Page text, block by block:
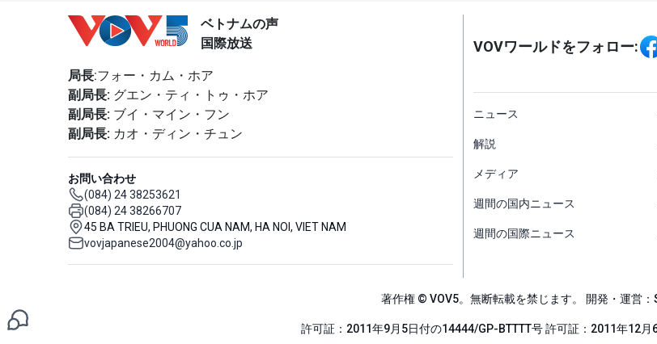
ベトナムの声
国際放送
局長:フォー・カム・ホア
副局長: グエン・ティ・トゥ・ホア
副局長: ブイ・マイン・フン
副局長: カオ・ディン・チュン
お問い合わせ
(084) 24 38253621
(084) 24 38266707
45 BA TRIEU, PHUONG CUA NAM, HA NOI, VIET NAM
vovjapanese2004@yahoo.co.jp
VOVワールドをフォロー:
menu footer
ニュース
解説
メディア
週間の国内ニュース
週間の国際ニュース
著作権 © VOV5。無断転載を禁じます。 開発・運営
許可証：2011年9月5日付の14444/GP-BTTTT号 許可証：2011年12月